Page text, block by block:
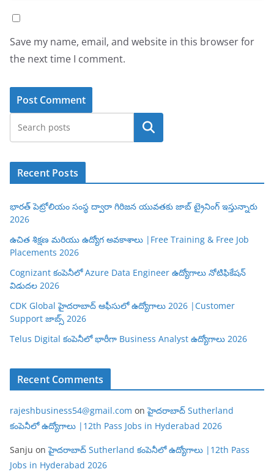
Save my name, email, and website in this browser for
the next time I comment.
Search
Recent Posts
భారత్ పెట్రోలియం సంస్థ ద్వారా గిరిజన యువతకు జాబ్ ట్రైనింగ్ ఇస్తున్నారు
2026
ఉచిత శిక్షణ మరియు ఉద్యోగ అవకాశాలు |Free Training & Free Job
Placements 2026
Cognizant కంపెనీలో Azure Data Engineer ఉద్యోగాలు నోటిఫికేషన్
విడుదల 2026
CDK Global హైదరాబాద్ ఆఫీసులో ఉద్యోగాలు 2026 |Customer
Support జాబ్స్ 2026
Telus Digital కంపెనీలో భారీగా Business Analyst ఉద్యోగాలు 2026
Recent Comments
rajeshbusiness54@gmail.com onహైదరాబాద్ Sutherland
కంపెనీలో ఉద్యోగాలు |12th Pass Jobs in Hyderabad 2026
Sanju onహైదరాబాద్ Sutherland కంపెనీలో ఉద్యోగాలు |12th Pass
Jobs in Hyderabad 2026